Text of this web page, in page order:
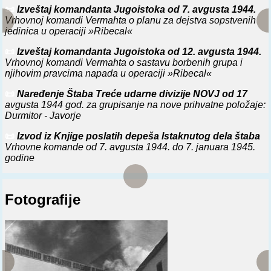
zauzele pomenute položaje i odbacile dva bataljona 9.
crnogorske brigade na položaje Lojanik-Bolj. U toku dana
neprijatelj je, posle višečasovne borbe, uz veće gubitke,
ranjenih i 7 nestalih boraca.
📜
Izveštaj komandanta Jugoistoka od 7. avgusta 1944.
Vrhovnoj komandi Vermahta o planu za dejstva sopstvenih
jedinica u operaciji »Ribecal«
Izveštaj komandanta Jugoistoka od 12. avgusta 1944.
Vrhovnoj komandi Vermahta o sastavu borbenih grupa i
njihovim pravcima napada u operaciji »Ribecal«
Naređenje Štaba Treće udarne divizije NOVJ od 17
avgusta 1944 god. za grupisanje na nove prihvatne položaje:
Durmitor - Javorje
Izvod iz Knjige poslatih depeša Istaknutog dela štaba
Vrhovne komande od 7. avgusta 1944. do 7. januara 1945.
godine
Fotografije